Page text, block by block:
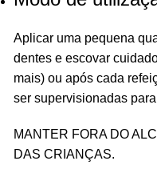
Aplicar uma pequena
dentes e escovar
mais) ou após cada
ser supervisionadas
MANTER FORA DO
DAS CRIANÇAS.